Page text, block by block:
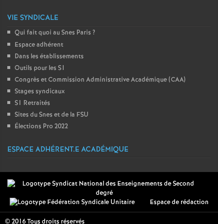
VIE SYNDICALE
Qui fait quoi au Snes Paris ?
Espace adhérent
Dans les établissements
Outils pour les S1
Congrès et Commission Administrative Académique (CAA)
Stages syndicaux
S1 Retraités
Sites du Snes et de la FSU
Élections Pro 2022
ESPACE ADHÉRENT.E ACADÉMIQUE
Espace de rédaction
© 2016 Tous droits réservés